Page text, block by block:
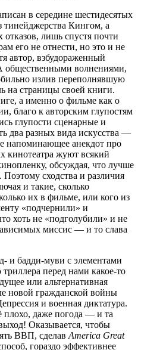
в середине шестидесятых
Кингом, а
лишь спустя почти
его не отнести, но это и не
автор, взбудораженный
общественными волнениями,
излив переполнявшую
на страницы своей книги.
а именно о фильме как о
благо к авторским глупостям
глупости сценарные и
два разных вида искусства —
напоминающее анекдот про
кинотеатра жуют всякий
обсуждая, что лучше
сходства и различия
и такие, сколько
их в фильме, или кого из
«подчернили» и
хоть не «подголубили» и не
миссис — и то слава
и бадди-муви с элементами
триллера перед нами какое-то
или альтернативная
новой гражданской войны
и военная диктатура.
плохо, даже погода — и та
Оказывается, чтобы
ВВП, сделав America Great
гораздо эффективнее